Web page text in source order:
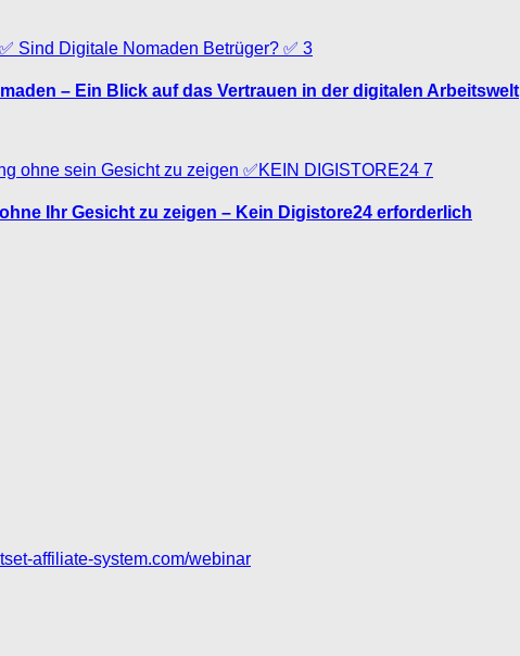
3
– Ein Blick auf das Vertrauen in der digitalen Arbeitswelt
7
Ihr Gesicht zu zeigen – Kein Digistore24 erforderlich
affiliate-system.com/webinar